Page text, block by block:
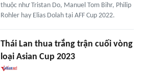
thuộc như Tristan Do, Manuel Tom Bihr, Philip
Rohler hay Elias Dolah tại AFF Cup 2022.
Thái Lan thua trắng trận cuối vòng
loại Asian Cup 2023